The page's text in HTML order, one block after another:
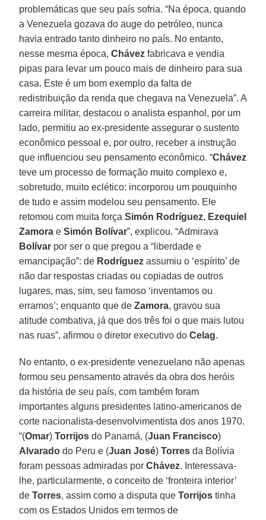
problemáticas que seu país sofria. “Na época, quando
a Venezuela gozava do auge do petróleo, nunca
havia entrado tanto dinheiro no país. No entanto,
nesse mesma época,Chávez fabricava e vendia
pipas para levar um pouco mais de dinheiro para sua
casa. Este é um bom exemplo da falta de
redistribuição da renda que chegava na Venezuela”. A
carreira militar, destacou o analista espanhol, por um
lado, permitiu ao ex-presidente assegurar o sustento
econômico pessoal e, por outro, receber a instrução
que influenciou seu pensamento econômico. “Chávez
teve um processo de formação muito complexo e,
sobretudo, muito eclético: incorporou um pouquinho
de tudo e assim modelou seu pensamento. Ele
retomou com muita forçaSimón Rodríguez, Ezequiel
Zamora eSimón Bolívar”, explicou. “Admirava
Bolívar por ser o que pregou a “liberdade e
emancipação”: de Rodríguez assumiu o ‘espírito’ de
não dar respostas criadas ou copiadas de outros
lugares, mas, sim, seu famoso ‘inventamos ou
erramos’; enquanto que deZamora, gravou sua
atitude combativa, já que dos três foi o que mais lutou
nas ruas”, afirmou o diretor executivo doCelag.
No entanto, o ex-presidente venezuelano não apenas
formou seu pensamento através da obra dos heróis
da história de seu país, com também foram
importantes alguns presidentes latino-americanos de
corte nacionalista-desenvolvimentista dos anos 1970.
“(Omar)Torrijos do Panamá, (Juan Francisco)
Alvarado do Peru e (Juan José)Torres da Bolívia
foram pessoas admiradas porChávez. Interessava-
lhe, particularmente, o conceito de ‘fronteira interior’
deTorres, assim como a disputa queTorrijos tinha
com os Estados Unidos em termos de